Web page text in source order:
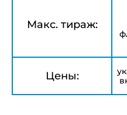
Макс. тираж:
Цены: